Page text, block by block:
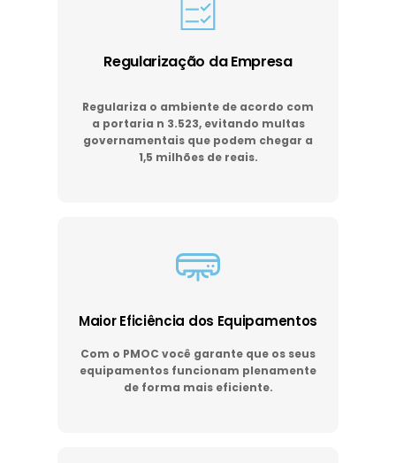
Regularização da Empresa
Regulariza o ambiente de acordo com
a portaria n 3.523, evitando multas
governamentais que podem chegar a
1,5 milhões de reais.
Maior Eficiência dos Equipamentos
Com o PMOC você garante que os seus
equipamentos funcionam plenamente
de forma mais eficiente.